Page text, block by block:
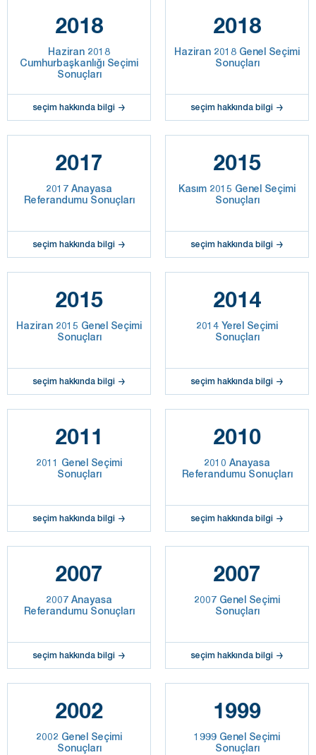
2018
Haziran 2018
Cumhurbaşkanlığı Seçimi
Sonuçları
seçim hakkında bilgi
2018
Haziran 2018 Genel Seçimi
Sonuçları
seçim hakkında bilgi
2017
2017 Anayasa
Referandumu Sonuçları
seçim hakkında bilgi
2015
Kasım 2015 Genel Seçimi
Sonuçları
seçim hakkında bilgi
2015
Haziran 2015 Genel Seçimi
Sonuçları
seçim hakkında bilgi
2014
2014 Yerel Seçimi
Sonuçları
seçim hakkında bilgi
2011
2011 Genel Seçimi
Sonuçları
seçim hakkında bilgi
2010
2010 Anayasa
Referandumu Sonuçları
seçim hakkında bilgi
2007
2007 Anayasa
Referandumu Sonuçları
seçim hakkında bilgi
2007
2007 Genel Seçimi
Sonuçları
seçim hakkında bilgi
2002
2002 Genel Seçimi
Sonuçları
1999
1999 Genel Seçimi
Sonuçları